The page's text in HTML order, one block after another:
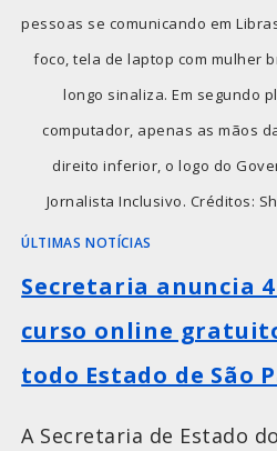
pessoas se comunicando em
foco, tela de laptop com mulher
longo sinaliza. Em segundo
computador, apenas as mãos
direito inferior, o logo do
Jornalista Inclusivo. Créditos:
ÚLTIMAS NOTÍCIAS
Secretaria anuncia
curso online
todo Estado de São
A Secretaria de Estado